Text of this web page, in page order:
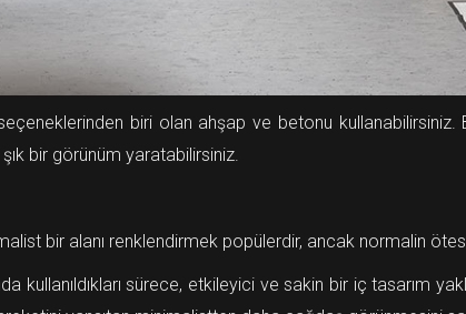
biri olan ahşap ve betonu
bir görünüm yaratabilirsiniz.
bir alanı renklendirmek popülerdir, ancak normalin
kullanıldıkları sürece, etkileyici ve sakin bir iç tasarım